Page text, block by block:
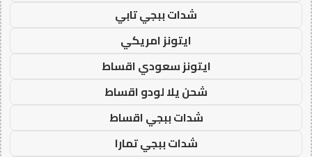
شدات ببجي تابي
ايتونز امريكي
ايتونز سعودي اقساط
شحن يلا لودو اقساط
شدات ببجي اقساط
شدات ببجي تمارا